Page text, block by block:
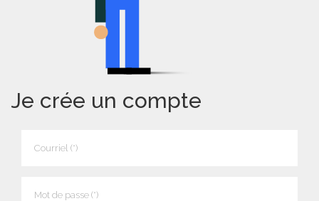
Je crée un compte